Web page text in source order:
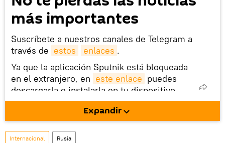
más importantes
Suscríbete a nuestros canales de Telegram a
través de estos enlaces .
Ya que la aplicación Sputnik está bloqueada
en el extranjero, en este enlace puedes
descargarla e instalarla en tu dispositivo
móvil (¡solo para Android!).
También tenemos una cuenta en la red
social rusa VK .
Expandir
Internacional Rusia